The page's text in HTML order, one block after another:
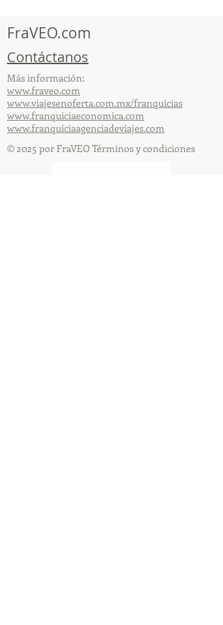
FraVEO.com
Contáctanos
Más información:
www.fraveo.com
www.viajesenoferta.com.mx/franquicias
www.franquiciaeconomica.com
www.franquiciaagenciadeviajes.com
© 2025 por FraVEO Términos y condiciones